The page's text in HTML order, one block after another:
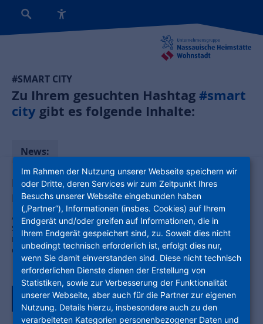
#SMART CITY
Zu Ihrem gesuchten Hashtag #smart
city gibt es folgende Inhalte:
News:
Digitale Gleichberechtigung für alle:
KelsterLab – Zukunftslabor für Kelsterbach
Am Freitag, den 14. Juni 2024, war es soweit: In Anwesenheit von
Stefan Sauer, Hessischer Staatssekretär für Digitalisierung und
Innovation, hat das KelsterLab seine digitalen Tore für die
Öffentlichkeit geöffnet.
Zurück zur Tagübersicht
Im Rahmen der Nutzung unserer Webseite speichern wir
oder Dritte, deren Services wir zum Zeitpunkt Ihres
Besuchs unserer Webseite eingebunden haben
(„Partner“), Informationen (insbes. Cookies) auf Ihrem
Endgerät und/oder greifen auf Informationen, die in
Ihrem Endgerät gespeichert sind, zu. Soweit dies nicht
unbedingt technisch erforderlich ist, erfolgt dies nur,
wenn Sie damit einverstanden sind. Diese nicht technisch
erforderlichen Dienste dienen der Erstellung von
Statistiken, sowie zur Verbesserung der Funktionalität
unserer Webseite, aber auch für die Partner zur eigenen
Nutzung. Details hierzu, insbesondere auch zu den
verarbeiteten Kategorien personenbezogener Daten und